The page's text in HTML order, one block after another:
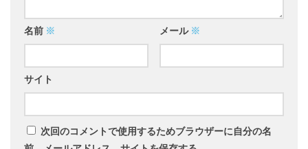
名前 ※ メール ※
サイト
次回のコメントで使用するためブラウザーに自分の名